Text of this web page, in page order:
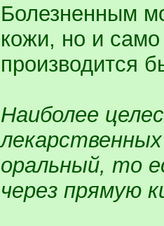
Болезненным
кожи, но и
производится
Наиболее
оральный, то
через прямую